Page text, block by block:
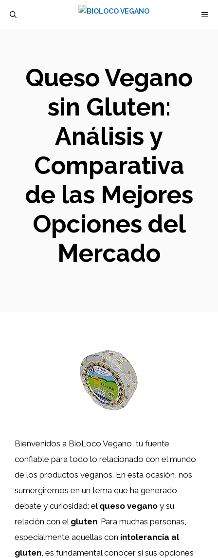
Queso Vegano
sin Gluten:
Análisis y
Comparativa
de las Mejores
Opciones del
Mercado
Bienvenidos a BioLoco Vegano, tu fuente
confiable para todo lo relacionado con el mundo
de los productos veganos. En esta ocasión, nos
sumergiremos en un tema que ha generado
debate y curiosidad: el queso vegano y su
relación con el gluten. Para muchas personas,
especialmente aquellas con intolerancia al
gluten, es fundamental conocer si sus opciones